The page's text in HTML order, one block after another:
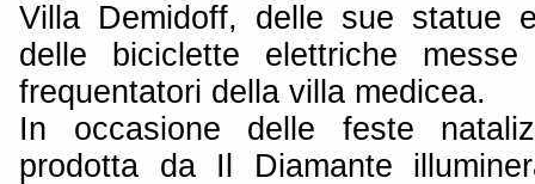
Villa Demidoff, delle sue statue
delle biciclette elettriche
frequentatori della villa medicea.
In occasione delle feste
prodotta da Il Diamante